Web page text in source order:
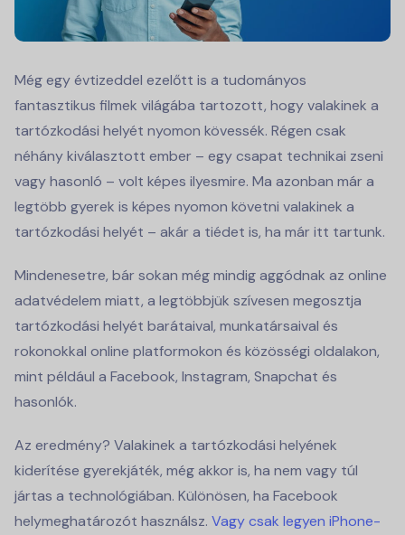
Még egy évtizeddel ezelőtt is a tudományos
fantasztikus filmek világába tartozott, hogy valakinek a
tartózkodási helyét nyomon kövessék. Régen csak
néhány kiválasztott ember – egy csapat technikai zseni
vagy hasonló – volt képes ilyesmire. Ma azonban már a
legtöbb gyerek is képes nyomon követni valakinek a
tartózkodási helyét – akár a tiédet is, ha már itt tartunk.
Mindenesetre, bár sokan még mindig aggódnak az online
adatvédelem miatt, a legtöbbjük szívesen megosztja
tartózkodási helyét barátaival, munkatársaival és
rokonokkal online platformokon és közösségi oldalakon,
mint például a Facebook, Instagram, Snapchat és
hasonlók.
Az eredmény? Valakinek a tartózkodási helyének
kiderítése gyerekjáték, még akkor is, ha nem vagy túl
jártas a technológiában. Különösen, ha Facebook
helymeghatározót használsz. Vagy csak legyen iPhone-